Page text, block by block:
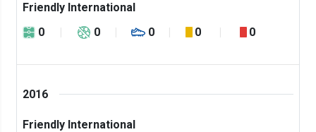
Friendly International
0
0 0 0 0
2016
Friendly International